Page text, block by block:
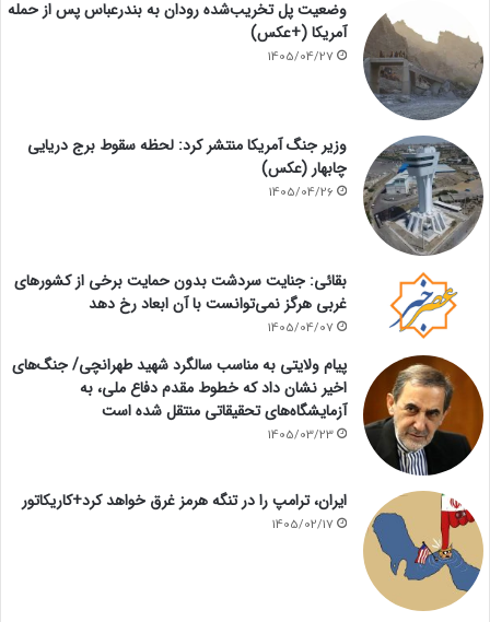
وضعیت پل تخریب‌شده رودان به بندرعباس پس از حمله
آمریکا (+عکس)
1405/04/27
وزیر جنگ آمریکا منتشر کرد: لحظه سقوط برج دریایی
چابهار (عکس)
1405/04/26
بقائی: جنایت سردشت بدون حمایت برخی از کشورهای
غربی هرگز نمی‌توانست با آن ابعاد رخ دهد
1405/04/07
پیام ولایتی به مناسب سالگرد شهید طهرانچی/ جنگ‌های
اخیر نشان داد که خطوط مقدم دفاع ملی، به
آزمایشگاه‌های تحقیقاتی منتقل شده است
1405/03/23
ایران، ترامپ را در تنگه هرمز غرق خواهد کرد+کاریکاتور
1405/02/17